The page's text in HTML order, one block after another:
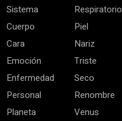
Sistema
Respiratorio
Cuerpo
Piel
Cara
Nariz
Emoción
Triste
Enfermedad
Seco
Personal
Renombre
Planeta
Venus